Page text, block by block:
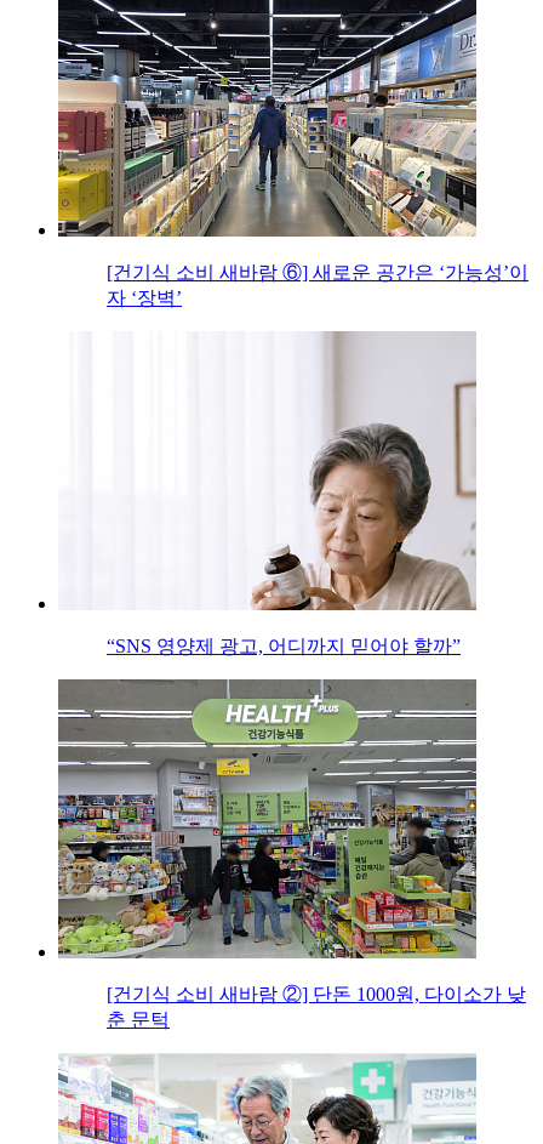
[건기식 소비 새바람 ⑥] 새로운 공간은 ‘가능성’이
자 ‘장벽’
“SNS 영양제 광고, 어디까지 믿어야 할까”
[건기식 소비 새바람 ②] 단돈 1000원, 다이소가 낮
춘 문턱